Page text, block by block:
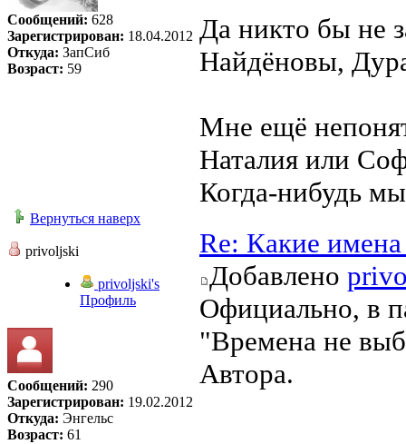
Сообщений: 628
Зарегистрирован: 18.04.2012
Откуда: ЗапСиб
Возраст: 59
Да никто бы не
Найдёновы,
Мне ещё
Наталия или
Когда-нибудь
Вернуться наверх
privoljski
privoljski's
Профиль
Сообщений: 290
Зарегистрирован: 19.02.2012
Откуда: Энгельс
Возраст: 61
Re: Какие
Добавлено
Официально, в
"Времена не
Автора.